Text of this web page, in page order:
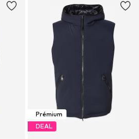
Prémium
DEAL